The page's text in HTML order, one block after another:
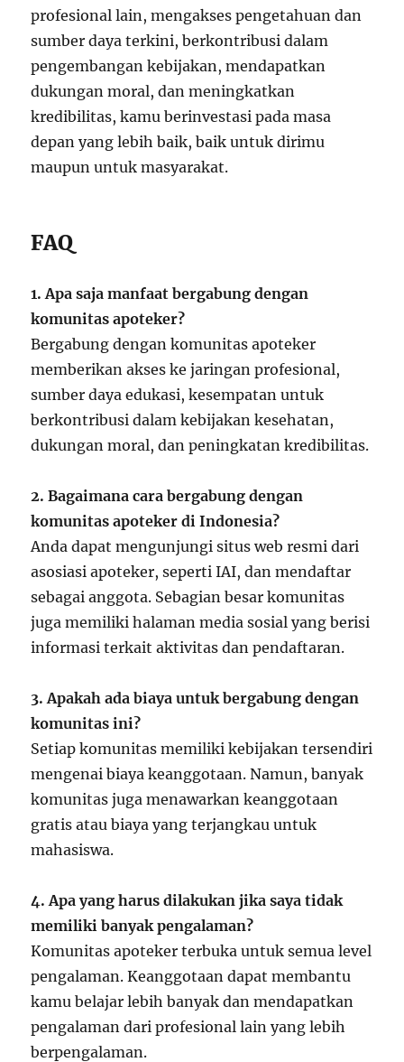
profesional lain, mengakses pengetahuan dan
sumber daya terkini, berkontribusi dalam
pengembangan kebijakan, mendapatkan
dukungan moral, dan meningkatkan
kredibilitas, kamu berinvestasi pada masa
depan yang lebih baik, baik untuk dirimu
maupun untuk masyarakat.
FAQ
1. Apa saja manfaat bergabung dengan
komunitas apoteker?
Bergabung dengan komunitas apoteker
memberikan akses ke jaringan profesional,
sumber daya edukasi, kesempatan untuk
berkontribusi dalam kebijakan kesehatan,
dukungan moral, dan peningkatan kredibilitas.
2. Bagaimana cara bergabung dengan
komunitas apoteker di Indonesia?
Anda dapat mengunjungi situs web resmi dari
asosiasi apoteker, seperti IAI, dan mendaftar
sebagai anggota. Sebagian besar komunitas
juga memiliki halaman media sosial yang berisi
informasi terkait aktivitas dan pendaftaran.
3. Apakah ada biaya untuk bergabung dengan
komunitas ini?
Setiap komunitas memiliki kebijakan tersendiri
mengenai biaya keanggotaan. Namun, banyak
komunitas juga menawarkan keanggotaan
gratis atau biaya yang terjangkau untuk
mahasiswa.
4. Apa yang harus dilakukan jika saya tidak
memiliki banyak pengalaman?
Komunitas apoteker terbuka untuk semua level
pengalaman. Keanggotaan dapat membantu
kamu belajar lebih banyak dan mendapatkan
pengalaman dari profesional lain yang lebih
berpengalaman.